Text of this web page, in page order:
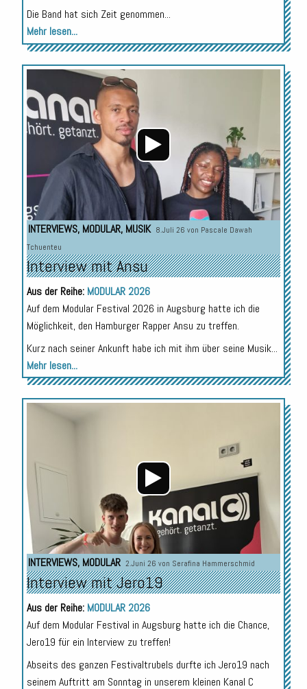
Die Band hat sich Zeit genommen...
Mehr lesen...
Audio-
Player
INTERVIEWS, MODULAR, MUSIK 8.Juli 26 von Pascale Dawah
Tchuenteu
Interview mit Ansu
Aus der Reihe: MODULAR 2026
Auf dem Modular Festival 2026 in Augsburg hatte ich die
Möglichkeit, den Hamburger Rapper Ansu zu treffen.
Kurz nach seiner Ankunft habe ich mit ihm über seine Musik...
Mehr lesen...
Audio-
Player
INTERVIEWS, MODULAR 2.Juni 26 von Serafina Hammerschmid
Interview mit Jero19
Aus der Reihe: MODULAR 2026
Auf dem Modular Festival in Augsburg hatte ich die Chance,
Jero19 für ein Interview zu treffen!
Abseits des ganzen Festivaltrubels durfte ich Jero19 nach
seinem Auftritt am Sonntag in unserem kleinen Kanal C